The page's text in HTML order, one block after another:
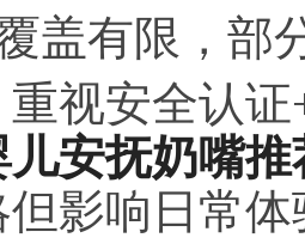
盖有限，部
重视安全认
儿安抚奶嘴推
影响日常